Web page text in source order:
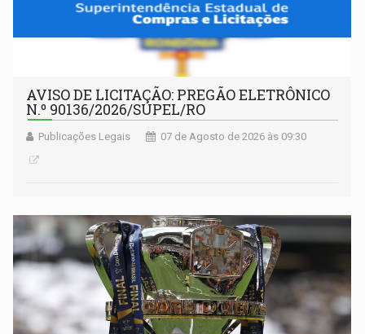
AVISO DE LICITAÇÃO: PREGÃO ELETRÔNICO
N.º 90136/2026/SUPEL/RO
Publicações Legais 07 de Agosto de 2026 às 09:30